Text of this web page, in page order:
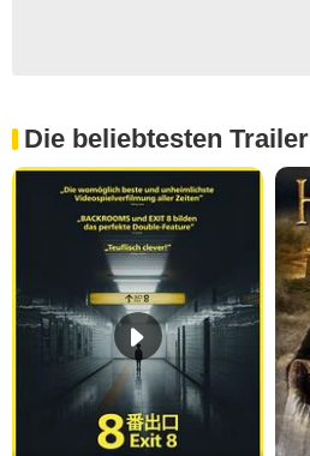
Die beliebtesten Trailer